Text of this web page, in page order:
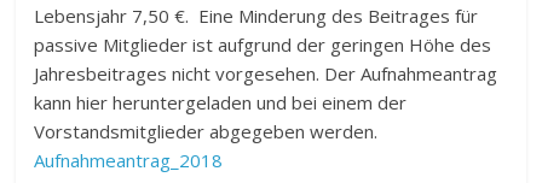
Lebensjahr 7,50 €. Eine Minderung des Beitrages für
passive Mitglieder ist aufgrund der geringen Höhe des
Jahresbeitrages nicht vorgesehen. Der Aufnahmeantrag
kann hier heruntergeladen und bei einem der
Vorstandsmitglieder abgegeben werden.
Aufnahmeantrag_2018